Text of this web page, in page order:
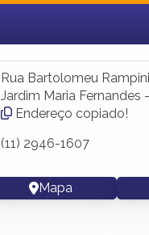
Fazer login
Criar conta
Rua Bartolomeu
Jardim Maria Fernandes
Endereço copiado!
(11) 2946-1607
Mapa